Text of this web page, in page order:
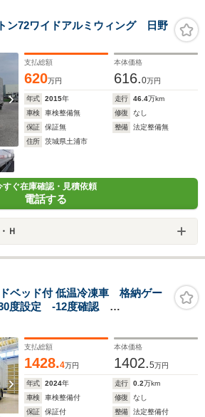
ン72ワイドアルミウィング 日野
支払総額
620万円
本体価格
616.0万円
年式 2015年 走行 46.4万km
車検
車検整備無 修復
なし
保証
保証無 整備
法定整備無
住所
茨城県土浦市
すぐ在庫確認・見積依頼
電話する
Ｈ
ベッド付 低温冷凍車 格納ゲー
度設定 -12度確認
幅:230cm R扉90度ストッパ
イド開閉式ドア ラッシング2
前後2対 荷室LED灯3個
支払総額
1428.4万円
本体価格
1402.5万円
年式 2024年 走行 0.2万km
車検
車検整備付 修復
なし
保証
保証付 整備
法定整備付